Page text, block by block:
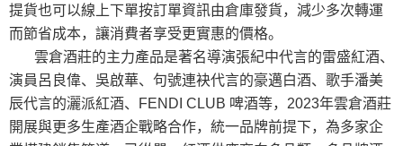
提貨也可以線上下單按訂單資訊由倉庫發貨，減少多次轉運
而節省成本，讓消費者享受更實惠的價格。
雲倉酒莊的主力產品是著名導演張紀中代言的雷盛紅酒、
演員呂良偉、吳啟華、句號連袂代言的豪邁白酒、歌手潘美
辰代言的灑派紅酒、
FENDI CLUB 啤酒等， 2023年雲倉酒莊
開展與更多生產酒企戰略合作，統一品牌前提下，為多家企